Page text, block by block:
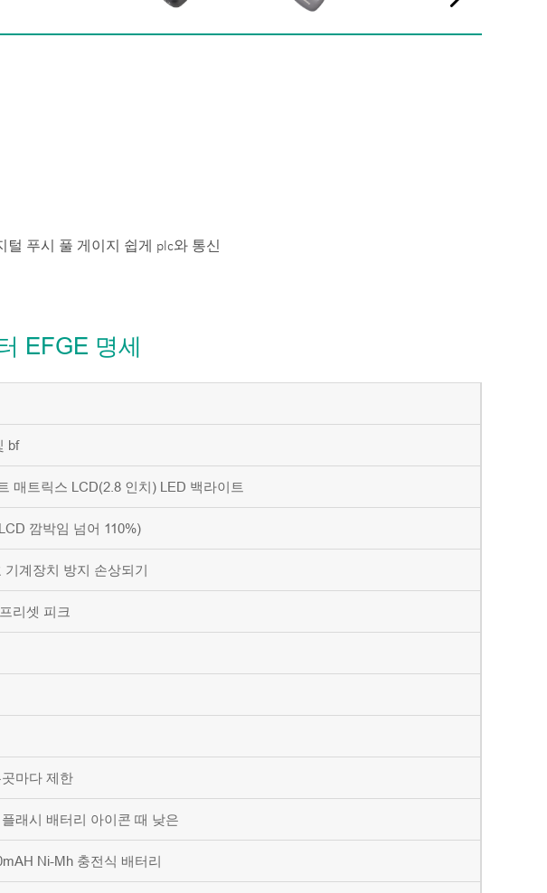
털 푸시 풀 게이지 쉽게 plc와 통신
EFGE 명세
bf
매트릭스 LCD(2.8 인치) LED 백라이트
깜박임 넘어 110%)
기계장치 방지 손상되기
리셋 피크
마다 제한
래시 배터리 아이콘 때 낮은
Ni-Mh 충전식 배터리